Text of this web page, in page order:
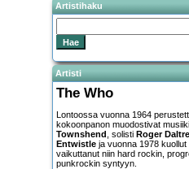
Artistihaku
Artisti
The Who
Lontoossa vuonna 1964
kokoonpanon muodostivat
Townshend , solisti Roger
Entwistle ja vuonna 1978 kuollut
vaikuttanut niin hard rockin,
punkrockin syntyyn.